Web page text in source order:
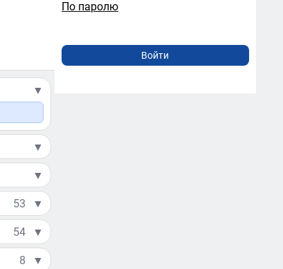
По паролю
▼
▼
▼
53 ▼
54 ▼
8 ▼